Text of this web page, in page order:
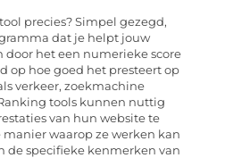
precies? Simpel gezegd,
dat je helpt jouw
door het een numerieke score
op hoe goed het presteert op
verkeer, zoekmachine
tools kunnen nuttig
van hun website te
waarop ze werken kan
de specifieke kenmerken van